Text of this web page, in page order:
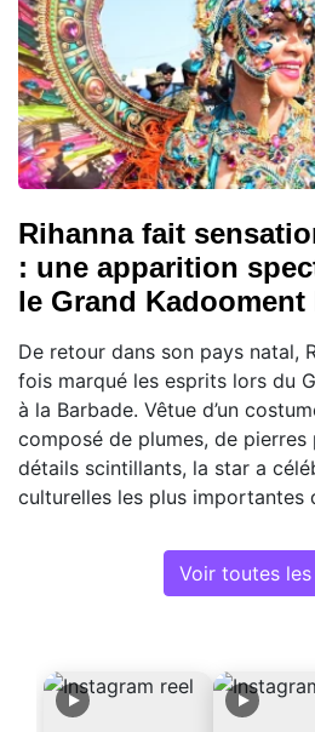
Rihanna fait
: une apparition
le Grand Kadooment
De retour dans son pays natal,
fois marqué les esprits lors du
à la Barbade. Vêtue d’un
composé de plumes, de pierres
détails scintillants, la star a
culturelles les plus importantes
Voir toutes